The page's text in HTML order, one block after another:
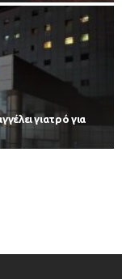
γιατρό για